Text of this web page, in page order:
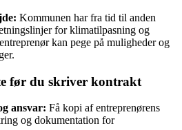
Kommunen har fra tid til anden
for klimatilpasning og
kan pege på muligheder og
før du skriver kontrakt
ansvar: Få kopi af entreprenørens
og dokumentation for